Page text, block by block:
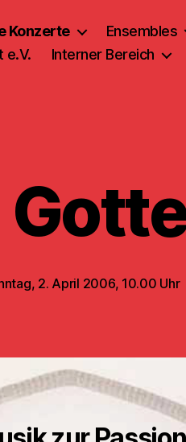
Konzerte Ensembles
e.V.
Interner Bereich
2. April 2006, 10.00 Uhr